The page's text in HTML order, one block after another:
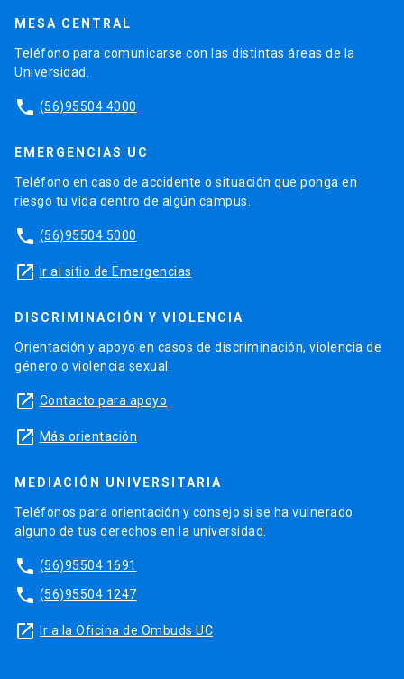
MESA CENTRAL
Teléfono para comunicarse con las distintas áreas de la
Universidad.
phone (56)95504 4000
EMERGENCIAS UC
Teléfono en caso de accidente o situación que ponga en
riesgo tu vida dentro de algún campus.
phone (56)95504 5000
launch Ir al sitio de Emergencias
DISCRIMINACIÓN Y VIOLENCIA
Orientación y apoyo en casos de discriminación, violencia de
género o violencia sexual.
launch Contacto para apoyo
launch Más orientación
MEDIACIÓN UNIVERSITARIA
Teléfonos para orientación y consejo si se ha vulnerado
alguno de tus derechos en la universidad.
phone (56)95504 1691
phone (56)95504 1247
launch Ir a la Oficina de Ombuds UC